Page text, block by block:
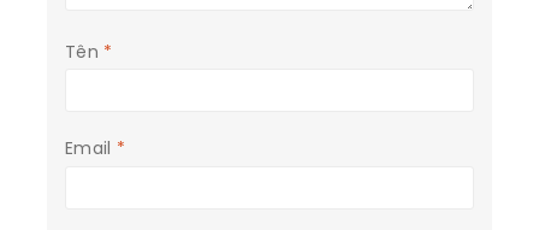
Tên *
Email *